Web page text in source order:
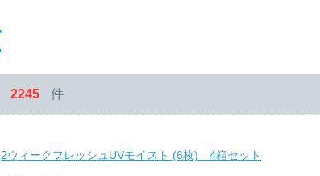
2245 件
2ウィークフレッシュUVモイスト (6枚) 4箱セット